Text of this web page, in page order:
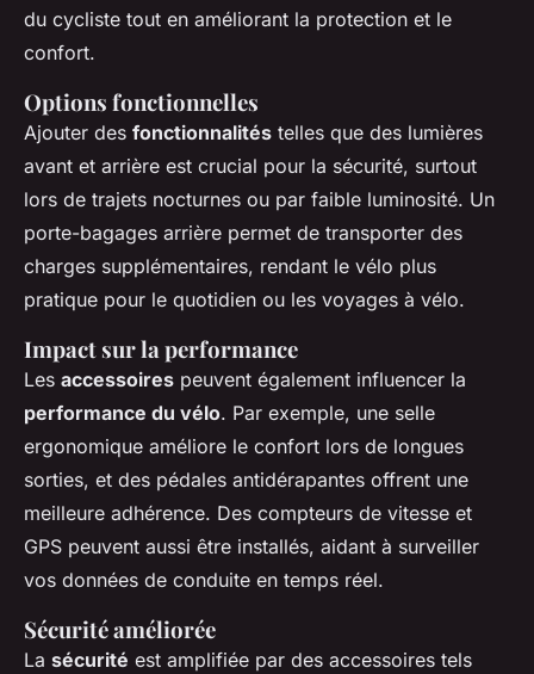
du cycliste tout en améliorant la protection et le
confort.
Options fonctionnelles
Ajouter des fonctionnalités telles que des lumières
avant et arrière est crucial pour la sécurité, surtout
lors de trajets nocturnes ou par faible luminosité. Un
porte-bagages arrière permet de transporter des
charges supplémentaires, rendant le vélo plus
pratique pour le quotidien ou les voyages à vélo.
Impact sur la performance
Les accessoires peuvent également influencer la
performance du vélo. Par exemple, une selle
ergonomique améliore le confort lors de longues
sorties, et des pédales antidérapantes offrent une
meilleure adhérence. Des compteurs de vitesse et
GPS peuvent aussi être installés, aidant à surveiller
vos données de conduite en temps réel.
Sécurité améliorée
La sécurité est amplifiée par des accessoires tels